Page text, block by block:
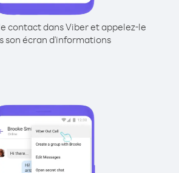
contact dans Viber et appelez-le
son écran d'informations